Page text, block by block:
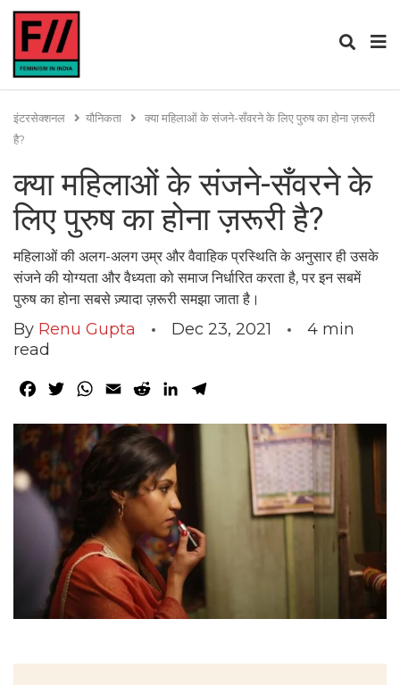
इंटरसेक्शनल यौनिकता
क्या महिलाओं के संजने-सँवरने के लिए पुरुष का होना ज़रूरी
है?
क्या महिलाओं के संजने-सँवरने के
लिए पुरुष का होना ज़रूरी है?
महिलाओं की अलग-अलग उम्र और वैवाहिक प्रस्थिति के अनुसार ही उसके
संजने की योग्यता और वैध्यता को समाज निर्धारित करता है, पर इन सबमें
पुरुष का होना सबसे ज़्यादा ज़रूरी समझा जाता है।
By Renu Gupta Dec 23, 2021 4 min
read
Facebook
TwitterWhatsApp
Email RedditLinkedIn